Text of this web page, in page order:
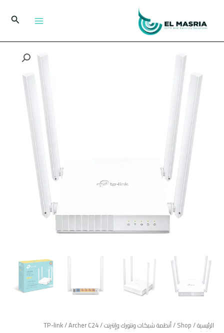
المحتوى
البحث
الرئيسية/
Shop
/أنظمة شبكات ونتورك وإنترنت/
TP-link/ Archer C24